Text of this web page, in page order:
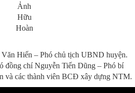
Ảnh
Hữu
Hoàn
Hiến – Phó chủ tịch UBND huyện.
đồng chí Nguyễn Tiến Dũng – Phó bí
và các thành viên BCĐ xây dựng NTM.